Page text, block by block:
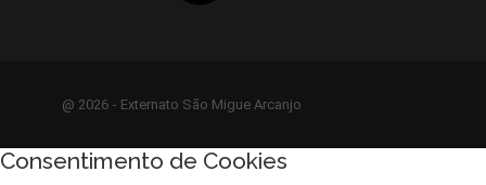
@ 2026 - Externato São Migue Arcanjo
Consentimento de Cookies